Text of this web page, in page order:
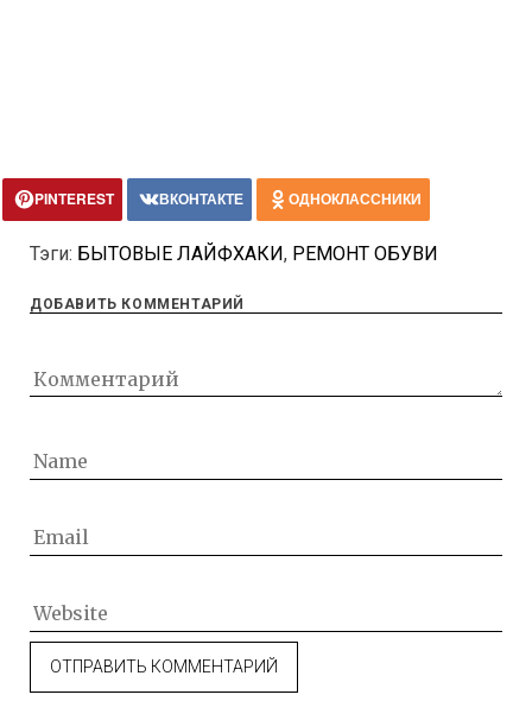
PINTEREST ВКОНТАКТЕ ОДНОКЛАССНИКИ
Тэги: БЫТОВЫЕ ЛАЙФХАКИ, РЕМОНТ ОБУВИ
ДОБАВИТЬ КОММЕНТАРИЙ